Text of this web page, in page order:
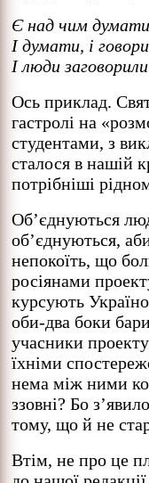
Є над чим
І думати, і
І люди
Ось приклад.
гастролі на
студентами, з
сталося в нашій
потрібніші
Об’єднуються
об’єднуються,
непокоїть, що
росіянами
курсують
оби-два боки
учасники
їхніми
нема між ними
ззовні? Бо
тому, що й не
Втім, не про це